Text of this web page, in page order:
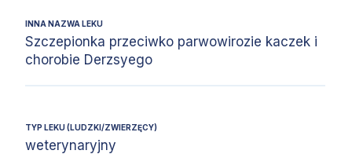
INNA NAZWA LEKU
Szczepionka przeciwko parwowirozie kaczek i
chorobie Derzsyego
TYP LEKU (LUDZKI/ZWIERZĘCY)
weterynaryjny